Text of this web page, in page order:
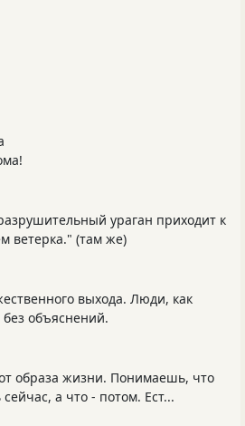
ураган приходит к
ветерка." (там же)
выхода. Люди, как
объяснений.
образа жизни. Понимаешь, что
а что - потом. Ест...